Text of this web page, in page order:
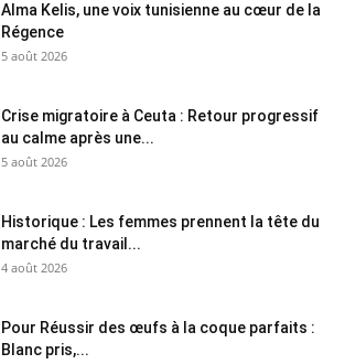
Alma Kelis, une voix tunisienne au cœur de la
Régence
5 août 2026
Crise migratoire à Ceuta : Retour progressif
au calme après une...
5 août 2026
Historique : Les femmes prennent la tête du
marché du travail...
4 août 2026
Pour Réussir des œufs à la coque parfaits :
Blanc pris,...